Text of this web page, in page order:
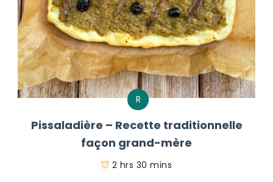
R
Pissaladière – Recette traditionnelle
façon grand-mère
2 hrs 30 mins